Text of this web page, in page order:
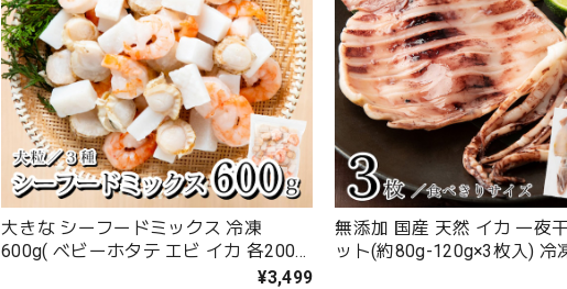
大きな シーフードミックス 冷凍
600g( ベビーホタテ エビ イカ 各200g)
かねなかや次兵衛オリジナル ゴロっと
¥3,499
無添加 国産 天然 イカ 一夜
ット(約80g-120g×3枚入) 冷